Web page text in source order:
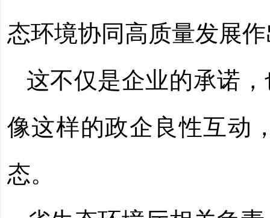
态环境协同高质量发展
这不仅是企业的承诺
像这样的政企良性互动
态。